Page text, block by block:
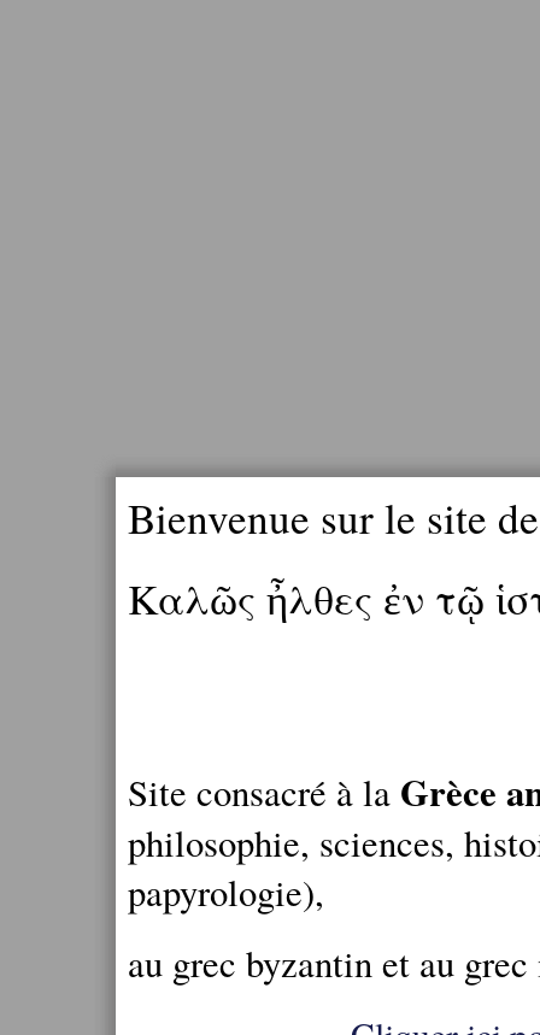
Bienvenue sur le site
Καλῶς ἦλθες ἐν τῷ
Site consacré à la Grèce
philosophie, sciences,
papyrologie),
au grec byzantin et au